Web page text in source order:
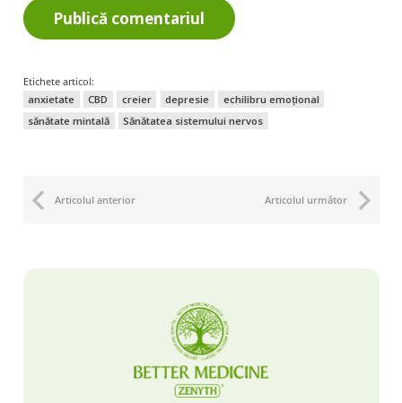
Publică comentariul
Etichete articol:
anxietate
CBD creier depresie
echilibru emoțional
sănătate mintală
Sănătatea sistemului nervos
Articolul anterior Articolul următor